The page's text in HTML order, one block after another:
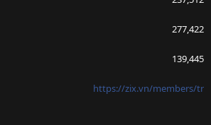
277,422
139,445
https://zix.vn/members/tr